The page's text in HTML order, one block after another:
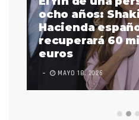
ocho años:
Hacienda
recuperará 60
euros
MAYO 18, 2026